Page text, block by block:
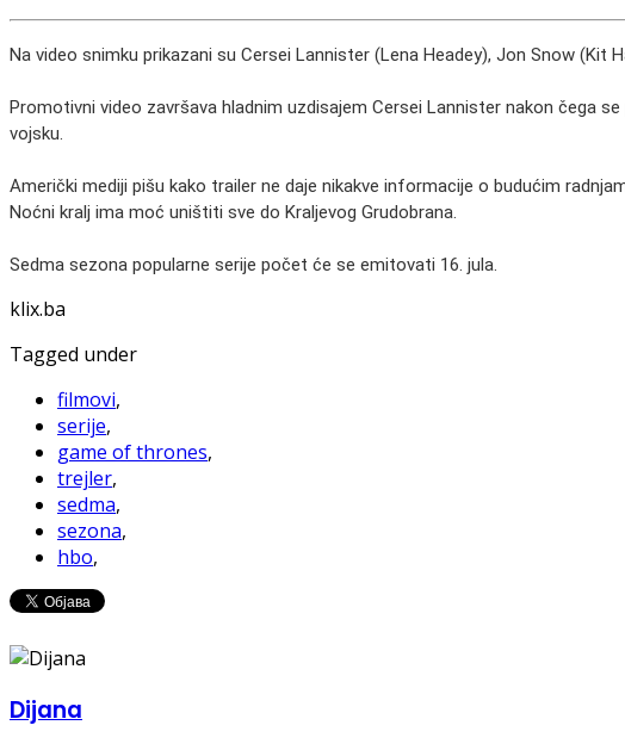
Na video snimku prikazani su Cersei Lannister (Lena Headey), Jon Snow (Kit
Promotivni video završava hladnim uzdisajem Cersei Lannister nakon čega
vojsku.
Američki mediji pišu kako trailer ne daje nikakve informacije o budućim
Noćni kralj ima moć uništiti sve do Kraljevog Grudobrana.
Sedma sezona popularne serije počet će se emitovati 16. jula.
klix.ba
Tagged under
filmovi,
serije,
game of thrones,
trejler,
sedma,
sezona,
hbo,
Dijana